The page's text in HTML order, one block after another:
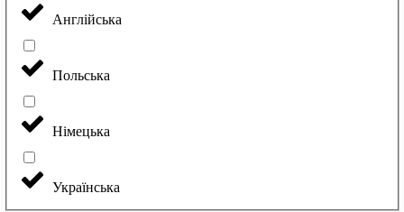
Англійська
Польська
Німецька
Українська